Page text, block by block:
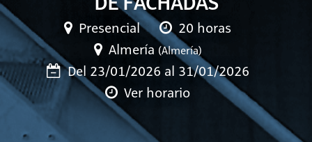
Presencial
20 horas
Almería (Almería)
Del 23/01/2026 al 31/01/2026
Ver horario